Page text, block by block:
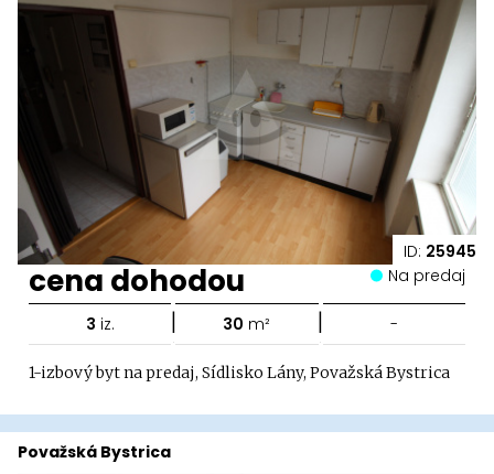
ID: 25945
cena dohodou Na predaj
3 iz. | 30 m² | -
1-izbový byt na predaj, Sídlisko Lány, Považská Bystrica
Považská Bystrica